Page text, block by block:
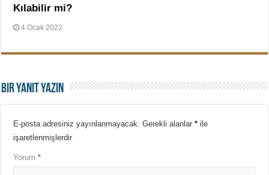
Kılabilir mi?
4 Ocak 2022
Bir yanıt yazın
E-posta adresiniz yayınlanmayacak. Gerekli alanlar* ile
işaretlenmişlerdir
Yorum*